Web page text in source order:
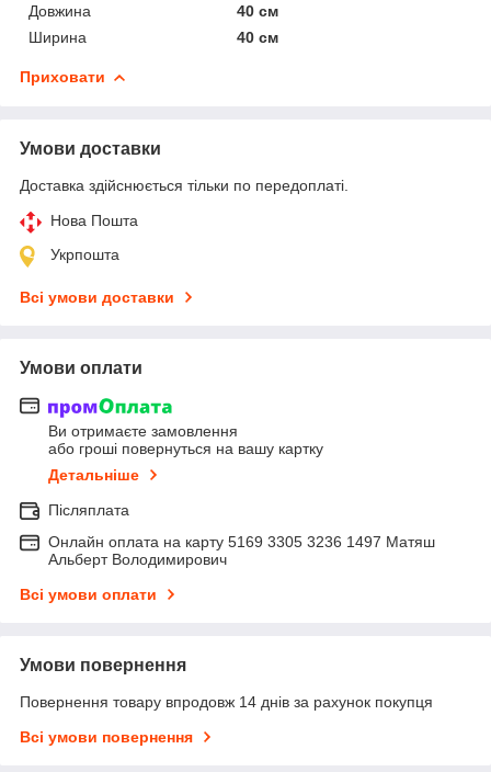
Довжина
40 см
Ширина
40 см
Приховати
Умови доставки
Доставка здійснюється тільки по передоплаті.
Нова Пошта
Укрпошта
Всі умови доставки
Умови оплати
Ви отримаєте замовлення
або гроші повернуться на вашу картку
Детальніше
Післяплата
Онлайн оплата на карту 5169 3305 3236 1497 Матяш
Альберт Володимирович
Всі умови оплати
Умови повернення
Повернення товару впродовж 14 днів за рахунок покупця
Всі умови повернення